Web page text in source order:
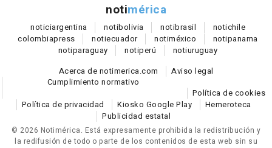
notimérica
noticiargentina notibolivia notibrasil notichile
colombiapress notiecuador notiméxico notipanama
notiparaguay notiperú notiuruguay
Acerca de notimerica.com
Aviso legal
Cumplimiento normativo
Política de cookies
Política de privacidad
Kiosko Google Play
Hemeroteca
Publicidad estatal
© 2026 Notimérica. Está expresamente prohibida la redistribución y
la redifusión de todo o parte de los contenidos de esta web sin su